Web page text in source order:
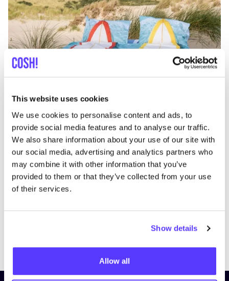
This website uses cookies
We use cookies to personalise content and ads, to
provide social media features and to analyse our traffic.
We also share information about your use of our site with
our social media, advertising and analytics partners who
may combine it with other information that you’ve
provided to them or that they’ve collected from your use
of their services.
Show details
Allow all